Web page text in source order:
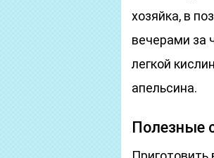
хозяйка, в
вечерами за
легкой
апельсина.
Полезные